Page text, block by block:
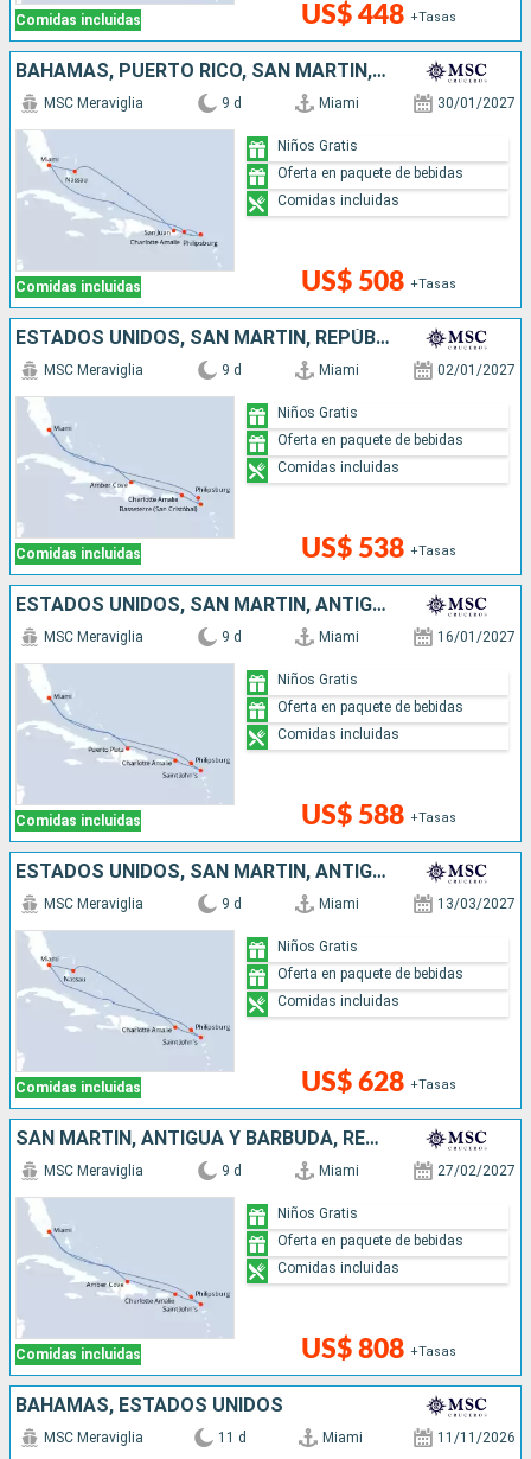
Comidas incluidas US$ 448 +Tasas
BAHAMAS, PUERTO RICO, SAN MARTÍN, ESTADOS UNIDOS
Comidas incluidas
MSC Meraviglia 9 d Miami 30/01/2027
US$ 508 +Tasas
Niños Gratis
Oferta en paquete de bebidas
Comidas incluidas
ESTADOS UNIDOS, SAN MARTÍN, REPÚBLICA DOMINICANA
Comidas incluidas
MSC Meraviglia 9 d Miami 02/01/2027
US$ 538 +Tasas
Niños Gratis
Oferta en paquete de bebidas
Comidas incluidas
ESTADOS UNIDOS, SAN MARTÍN, ANTIGUA Y BARBUDA, REPÚBLICA DOMINICANA
Comidas incluidas
MSC Meraviglia 9 d Miami 16/01/2027
US$ 588 +Tasas
Niños Gratis
Oferta en paquete de bebidas
Comidas incluidas
ESTADOS UNIDOS, SAN MARTÍN, ANTIGUA Y BARBUDA, BAHAMAS
Comidas incluidas
MSC Meraviglia 9 d Miami 13/03/2027
US$ 628 +Tasas
Niños Gratis
Oferta en paquete de bebidas
Comidas incluidas
SAN MARTÍN, ANTIGUA Y BARBUDA, REPÚBLICA DOMINICANA, ESTADOS UNIDOS
Comidas incluidas
MSC Meraviglia 9 d Miami 27/02/2027
US$ 808 +Tasas
Niños Gratis
Oferta en paquete de bebidas
Comidas incluidas
BAHAMAS, ESTADOS UNIDOS
MSC Meraviglia 11 d Miami 11/11/2026